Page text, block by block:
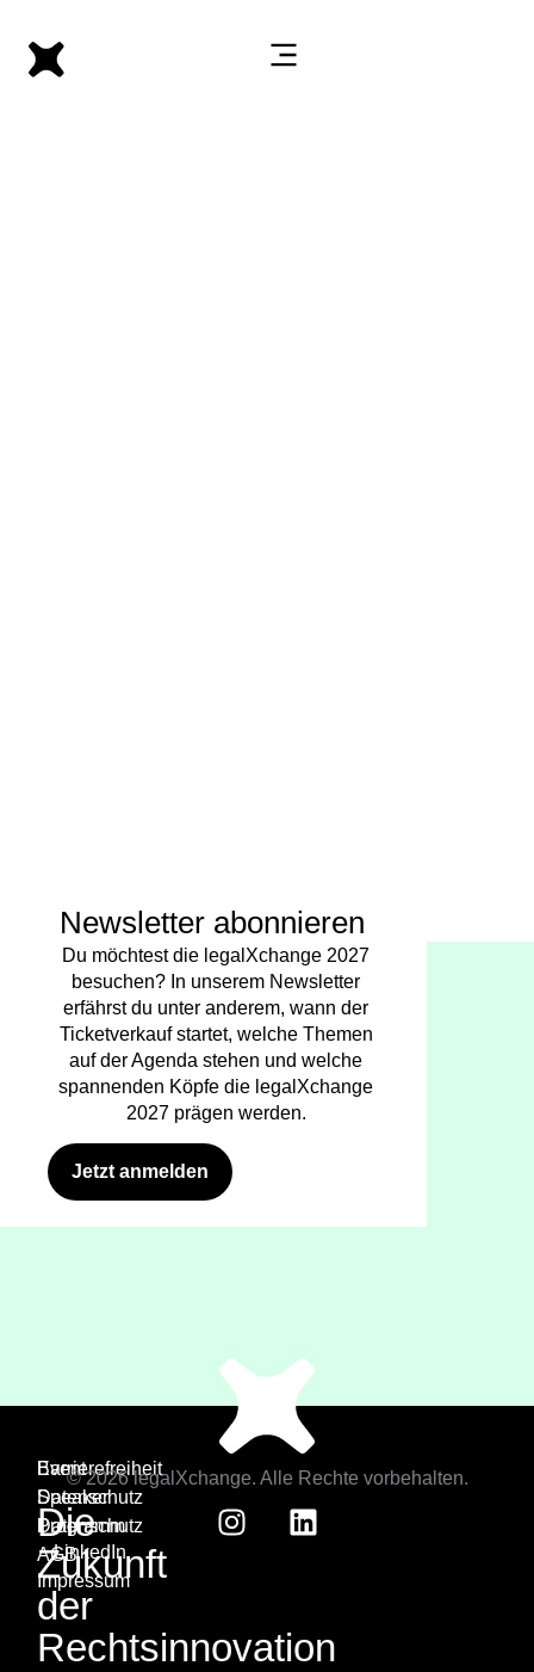
Newsletter abonnieren
Du möchtest die legalXchange 2027
besuchen? In unserem Newsletter
erfährst du unter anderem, wann der
Ticketverkauf startet, welche Themen
auf der Agenda stehen und welche
spannenden Köpfe die legalXchange
2027 prägen werden.
Jetzt anmelden
Die
Zukunft
der
Rechtsinnovation
Event
Speaker
Programm
AGB
Barrierefreiheit
Datenschutz
Datenschutz
LinkedIn
Impressum
© 2026 legalXchange. Alle Rechte vorbehalten.